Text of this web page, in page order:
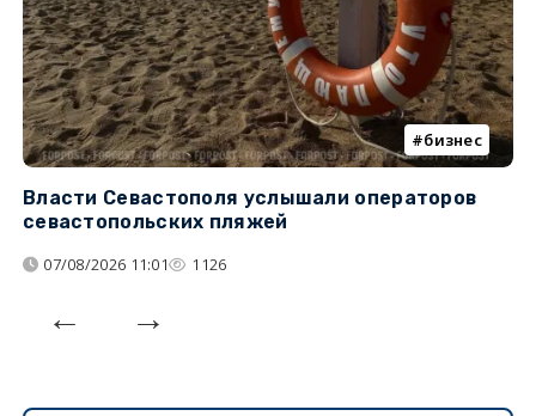
бизнес
Власти Севастополя услышали операторов
севастопольских пляжей
07/08/2026 11:01 1126